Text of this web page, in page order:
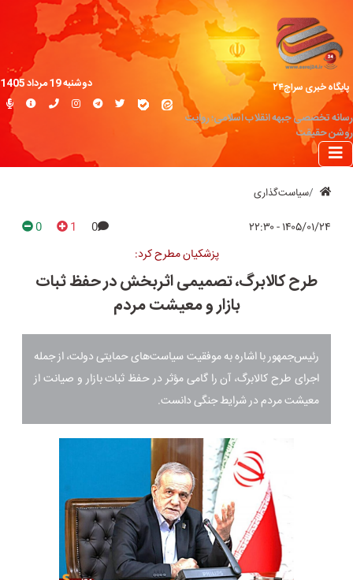
پایگاه خبری سراج۲۴
رسانه تخصصی جبهه انقلاب اسلامی؛ روایت
روشن حقیقت
دوشنبه 19 مرداد 1405
سیاست‌گذاری
۱۴۰۵/۰۱/۲۴ - ۲۲:۳۰ 0
1
0
پزشکیان مطرح کرد:
طرح کالابرگ، تصمیمی اثربخش در حفظ ثبات
بازار و معیشت مردم
رئیس‌جمهور با اشاره به موفقیت سیاست‌های حمایتی دولت، از جمله
اجرای طرح کالابرگ، آن را گامی مؤثر در حفظ ثبات بازار و صیانت از
معیشت مردم در شرایط جنگی دانست.